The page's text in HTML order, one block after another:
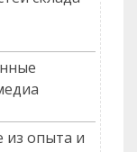
из опыта и